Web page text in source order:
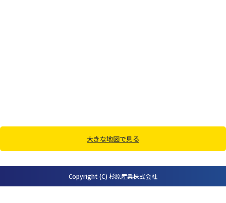
大きな地図で見る
Copyright (C) 杉原産業株式会社